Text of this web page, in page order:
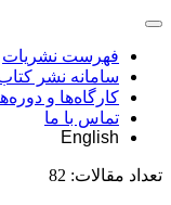
فهرست نشریات
سامانه نشر
کارگاه‌ها و
تماس با ما
English
تعداد مقالات: 82